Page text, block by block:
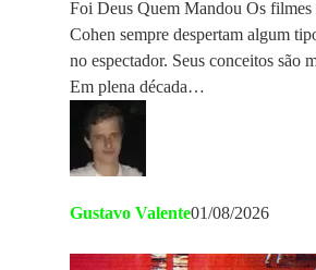
Foi Deus Quem Mandou Os
Cohen sempre despertam algum
no espectador. Seus conceitos são
Em plena década…
Gustavo Valente01/08/2026